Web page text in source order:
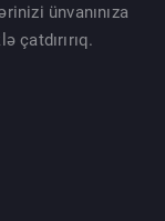
ünvanınıza
çatdırırıq.